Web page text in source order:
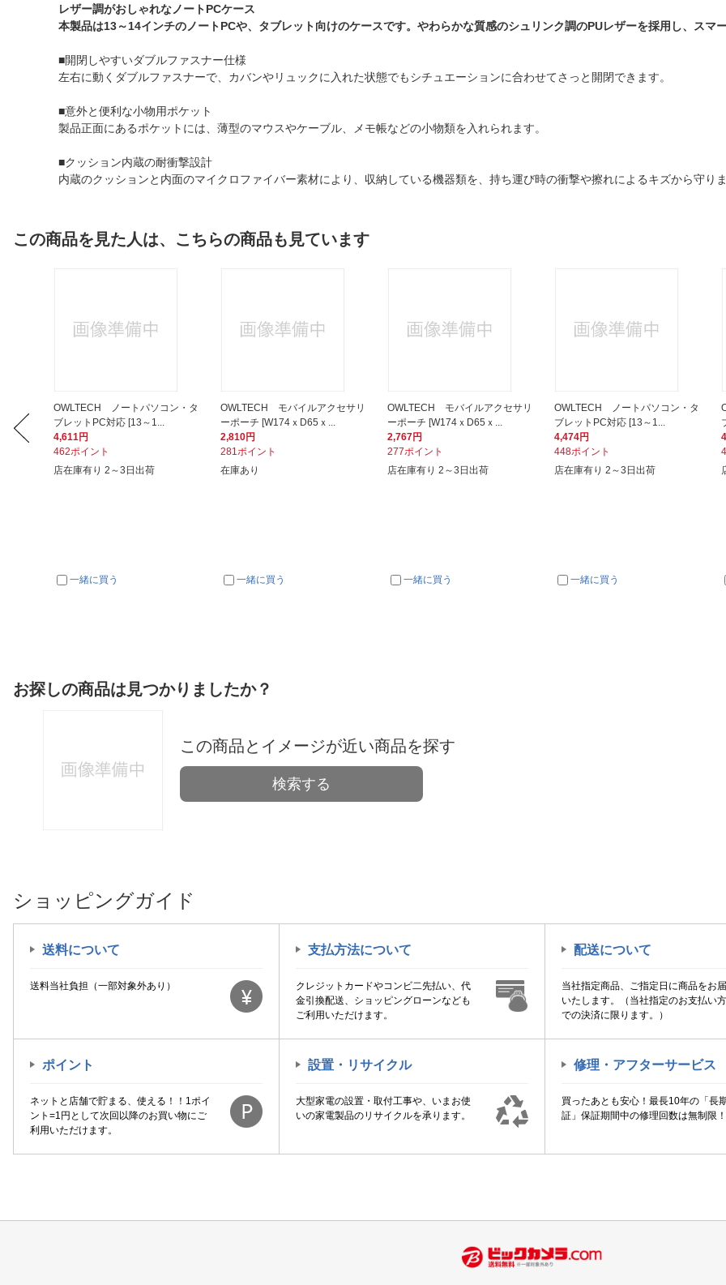
レザー調がおしゃれなノートPCケース
本製品は13～14インチのノートPCや、タブレット向けのケースです。やわらかな質感のシュリンク調のPUレザーを採用し、スマ
■開閉しやすいダブルファスナー仕様
左右に動くダブルファスナーで、カバンやリュックに入れた状態でもシチュエーションに合わせてさっと開閉できます。
■意外と便利な小物用ポケット
製品正面にあるポケットには、薄型のマウスやケーブル、メモ帳などの小物類を入れられます。
■クッション内蔵の耐衝撃設計
内蔵のクッションと内面のマイクロファイバー素材により、収納している機器類を、持ち運び時の衝撃や擦れによるキズから守りま
この商品を見た人は、こちらの商品も見ています
OWLTECH ノートパソコン・タ
ブレットPC対応 [13～1...
4,611円
462ポイント
店在庫有り 2～3日出荷
一緒に買う
OWLTECH モバイルアクセサリ
ーポーチ [W174ｘD65ｘ...
2,810円
281ポイント
在庫あり
一緒に買う
OWLTECH モバイルアクセサリ
ーポーチ [W174ｘD65ｘ...
2,767円
277ポイント
店在庫有り 2～3日出荷
一緒に買う
OWLTECH ノートパソコン・タ
ブレットPC対応 [13～1...
4,474円
448ポイント
店在庫有り 2～3日出荷
一緒に買う
お探しの商品は見つかりましたか？
この商品とイメージが近い商品を探す
検索する
ショッピングガイド
送料について
送料当社負担（一部対象外あり）
支払方法について
クレジットカードやコンビ二先払い、代
金引換配送、ショッピングローンなども
ご利用いただけます。
配送について
当社指定商品、ご指定日に商品をお
いたします。（当社指定のお支払い
での決済に限ります。）
ポイント
ネットと店舗で貯まる、使える！！1ポイ
ント=1円として次回以降のお買い物にご
利用いただけます。
設置・リサイクル
大型家電の設置・取付工事や、いまお使
いの家電製品のリサイクルを承ります。
修理・アフターサービス
買ったあとも安心！最長10年の「長
証」保証期間中の修理回数は無制限！